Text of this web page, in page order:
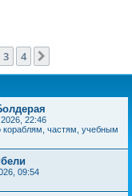
3 4
22:46
кораблям, частям, учебным
09:54